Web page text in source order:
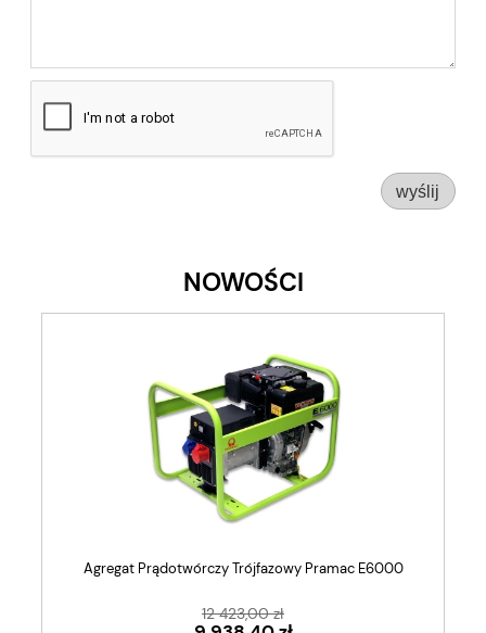
wyślij
NOWOŚCI
Agregat Prądotwórczy Trójfazowy Pramac E6000
12 423,00 zł